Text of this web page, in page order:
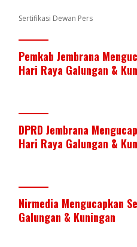
Sertifikasi Dewan Pers
Pemkab Jembrana
Hari Raya Galungan &
DPRD Jembrana
Hari Raya Galungan &
Nirmedia Mengucapkan
Galungan & Kuningan